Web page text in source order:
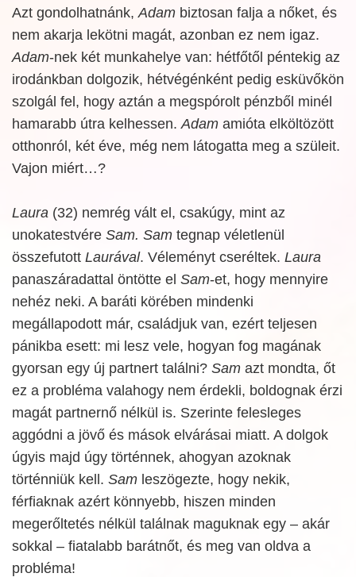
Azt gondolhatnánk,Adam biztosan falja a nőket, és
nem akarja lekötni magát, azonban ez nem igaz.
Adam-nek két munkahelye van: hétfőtől péntekig az
irodánkban dolgozik, hétvégénként pedig esküvőkön
szolgál fel, hogy aztán a megspórolt pénzből minél
hamarabb útra kelhessen.Adam amióta elköltözött
otthonról, két éve, még nem látogatta meg a szüleit.
Vajon miért…?
Laura (32) nemrég vált el, csakúgy, mint az
unokatestvére Sam. Sam tegnap véletlenül
összefutott Laurával. Véleményt cseréltek. Laura
panaszáradattal öntötte el Sam-et, hogy mennyire
nehéz neki. A baráti körében mindenki
megállapodott már, családjuk van, ezért teljesen
pánikba esett: mi lesz vele, hogyan fog magának
gyorsan egy új partnert találni? Sam azt mondta, őt
ez a probléma valahogy nem érdekli, boldognak érzi
magát partnernő nélkül is. Szerinte felesleges
aggódni a jövő és mások elvárásai miatt. A dolgok
úgyis majd úgy történnek, ahogyan azoknak
történniük kell. Sam leszögezte, hogy nekik,
férfiaknak azért könnyebb, hiszen minden
megerőltetés nélkül találnak maguknak egy – akár
sokkal – fiatalabb barátnőt, és meg van oldva a
probléma!